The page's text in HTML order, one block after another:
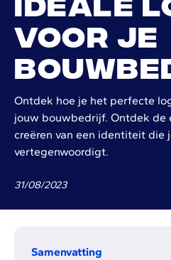
voor je
Ontdek hoe je het perfecte
jouw bouwbedrijf. Ontdek de
creëren van een identiteit die
vertegenwoordigt.
31/08/2023
Samenvatting